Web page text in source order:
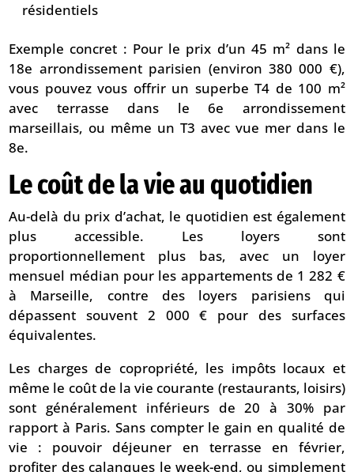
résidentiels
Exemple concret : Pour le prix d’un 45 m² dans le
18e arrondissement parisien (environ 380 000 €),
vous pouvez vous offrir un superbe T4 de 100 m²
avec terrasse dans le 6e arrondissement
marseillais, ou même un T3 avec vue mer dans le
8e.
Le coût de la vie au quotidien
Au-delà du prix d’achat, le quotidien est également
plus accessible. Les loyers sont
proportionnellement plus bas, avec un loyer
mensuel médian pour les appartements de 1 282 €
à Marseille, contre des loyers parisiens qui
dépassent souvent 2 000 € pour des surfaces
équivalentes.
Les charges de copropriété, les impôts locaux et
même le coût de la vie courante (restaurants, loisirs)
sont généralement inférieurs de 20 à 30% par
rapport à Paris. Sans compter le gain en qualité de
vie : pouvoir déjeuner en terrasse en février,
profiter des calanques le week-end, ou simplement